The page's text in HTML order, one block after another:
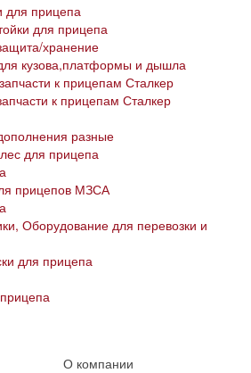
для прицепа
для прицепа
хранение
кузова,платформы и дышла
к прицепам Сталкер
к прицепам Сталкер
разные
для прицепа
прицепов МЗСА
Оборудование для перевозки и
для прицепа
О компании